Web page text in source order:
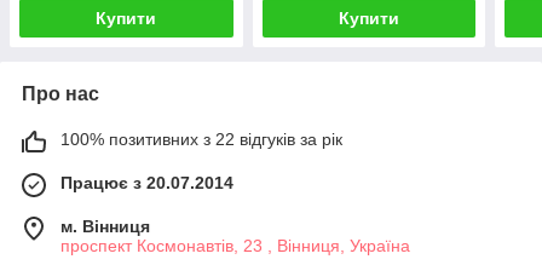
Купити Купити
Про нас
100% позитивних з 22 відгуків за рік
Працює з 20.07.2014
м. Вінниця
проспект Космонавтів, 23 , Вінниця, Україна